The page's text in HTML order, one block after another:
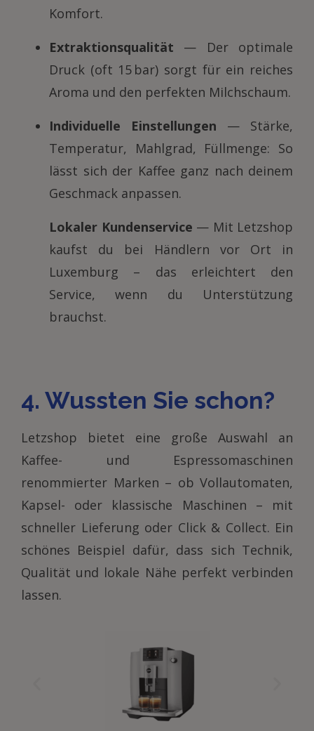
Komfort.
Extraktionsqualität — Der optimale
Druck (oft 15 bar) sorgt für ein reiches
Aroma und den perfekten Milchschaum.
Individuelle Einstellungen — Stärke,
Temperatur, Mahlgrad, Füllmenge: So
lässt sich der Kaffee ganz nach deinem
Geschmack anpassen.
Lokaler Kundenservice — Mit Letzshop
kaufst du bei Händlern vor Ort in
Luxemburg – das erleichtert den
Service, wenn du Unterstützung
brauchst.
4. Wussten Sie schon?
Letzshop bietet eine große Auswahl an
Kaffee- und Espressomaschinen
renommierter Marken – ob Vollautomaten,
Kapsel- oder klassische Maschinen – mit
schneller Lieferung oder Click & Collect. Ein
schönes Beispiel dafür, dass sich Technik,
Qualität und lokale Nähe perfekt verbinden
lassen.